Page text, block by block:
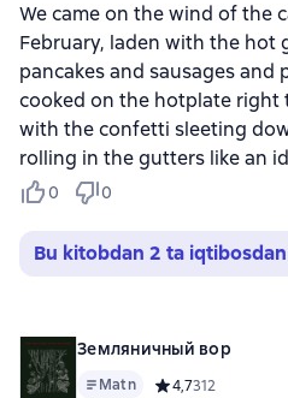
We came on the wind of the
February, laden with the hot
pancakes and sausages
cooked on the hotplate right
with the confetti sleeting
rolling in the gutters like an
0 0
Bu kitobdan 2 ta iqtibosdan
Земляничный вор
Matn Средний рейтинг
4,7312